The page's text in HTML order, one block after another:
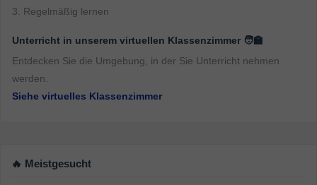
3. Regelmäßig lernen
Unterricht in unserem virtuellen Klassenzimmer 🧑‍🏫
Entdecken Sie die Umgebung, in der Sie Unterricht nehmen
werden.
Siehe virtuelles Klassenzimmer
🔥 Meistgesucht